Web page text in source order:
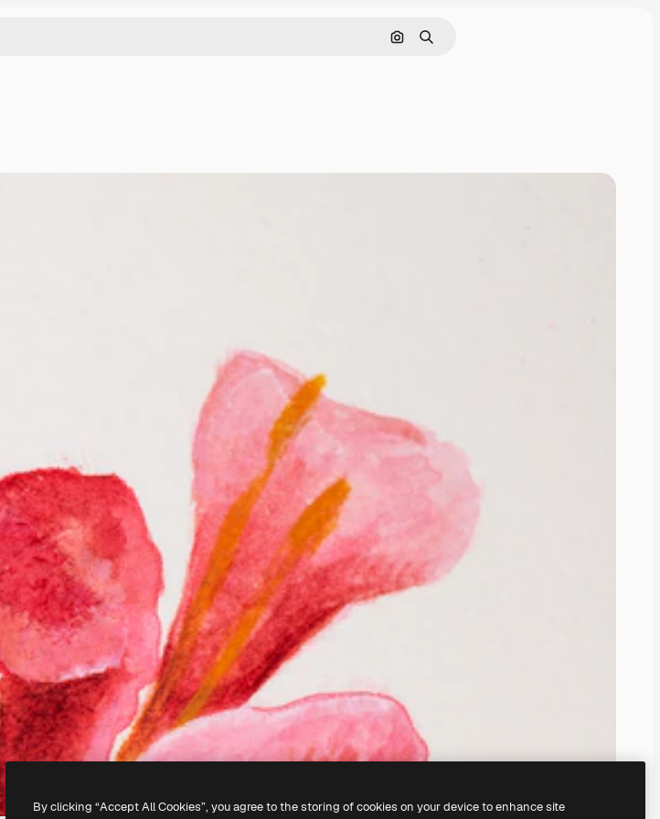
Cerca per immagine
Ricerca
By clicking “Accept All Cookies”, you agree to the storing of cookies on your device to enhance site